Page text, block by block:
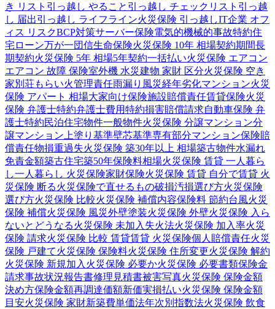
き リスト 引っ越し やること 引っ越し チェックリスト 引っ越
し 届出引っ越し ライフライン火災保険 引っ越しIT企業 オフ
ィス リスクBCP対策サーバー保険電気的機械的事故特約住
宅ローン万が一団信生命保険火災保険 10年 相場契約期間長
期契約火災保険 5年 相場5年契約一括払い火災保険 エアコン
エアコン 故障 保険室外機 水災建物 家財 区分火災保険 空き
家別荘もらい火管理責任雨漏り 風災経年劣化マンション火災
保険 アパート 相場大家向け保険施設賠償責任賃貸保険火災
保険 弁護士特約弁護士費用特約損害賠償請求自動車保険 弁
護士特約民泊住宅物件一般物件火災保険 分譲マンション分
譲マンション 上塗り基準壁芯基準専有部分マンション保険賠
償責任物損重過失火災保険 築30年以上 相場築古物件水漏れ
免責金額築古住宅築50年保険料相場火災保険 賃貸 一人暮ら
し一人暮らし 火災保険家財保険火災保険 賃貸 自分で賃貸 火
災保険 断る火災保険で直せるもの破損汚損選び方火災保険
選び方火災保険 比較火災保険 補償内容保険料 節約台風火災
保険 補償火災保険 風災外壁塗装火災保険 外壁火災保険 入ら
ないとどうなる火災保険 未加入 失火法火災保険 加入率火災
保険 請求火災保険 比較 賃貸賃貸 火災保険個人賠償責任火災
保険 戸建て火災保険 保険料火災保険 住所変更火災保険 解約
火災保険 新規加入 火災保険 必要か火災保険 必要書類保険金
請求事故状況報告書修理見積書被害写真火災保険 保険金額
決め方保険金額再調達価額新価実損払い火災保険 保険金額
目安火災保険 家財新築費単価法年次別指数法火災保険 飲食